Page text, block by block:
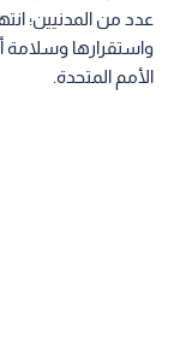
عدد من المدنيين؛
واستقرارها وسلامة
الأمم المتحدة.